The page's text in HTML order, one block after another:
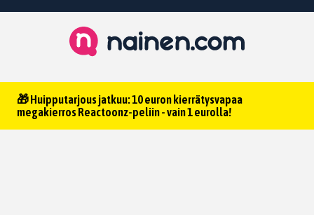
🎁 Huipputarjous jatkuu: 10 euron kierrätysvapaa
megakierros Reactoonz-peliin - vain 1 eurolla!